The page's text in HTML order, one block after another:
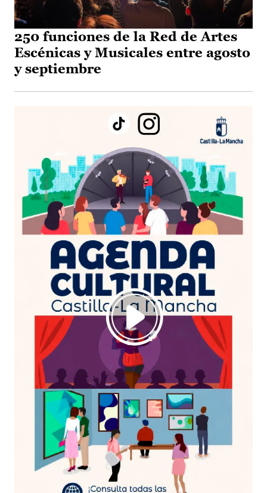
250 funciones de la Red de Artes
Escénicas y Musicales entre agosto
y septiembre